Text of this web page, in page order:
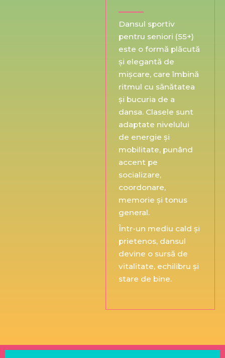
Dansul sportiv
pentru seniori (55+)
este o formă plăcută
și elegantă de
mișcare, care îmbină
ritmul cu sănătatea
și bucuria de a
dansa. Clasele sunt
adaptate nivelului
de energie și
mobilitate, punând
accent pe
socializare,
coordonare,
memorie și tonus
general.
Într-un mediu cald și
prietenos, dansul
devine o sursă de
vitalitate, echilibru și
stare de bine.